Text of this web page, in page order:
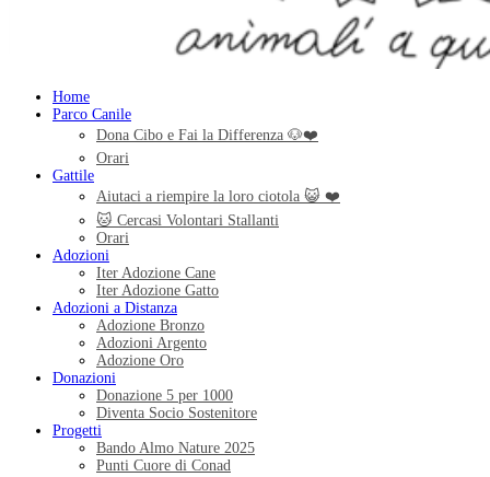
Home
Parco Canile
Dona Cibo e Fai la Differenza 🐶❤️
Orari
Gattile
Aiutaci a riempire la loro ciotola 😺 ❤️
🐱 Cercasi Volontari Stallanti
Orari
Adozioni
Iter Adozione Cane
Iter Adozione Gatto
Adozioni a Distanza
Adozione Bronzo
Adozioni Argento
Adozione Oro
Donazioni
Donazione 5 per 1000
Diventa Socio Sostenitore
Progetti
Bando Almo Nature 2025
Punti Cuore di Conad